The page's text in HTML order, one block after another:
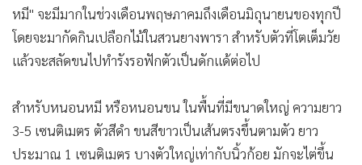
หมี" จะมีมากในช่วงเดือนพฤษภาคมถึงเดือนมิถุนายนของทุกปี
โดยจะมากัดกินเปลือกไม้ในสวนยางพารา สำหรับตัวที่โตเต็มวัย
แล้วจะสลัดขนไปทำรังรอฟักตัวเป็นดักแด้ต่อไป
สำหรับหนอนหมี หรือหนอนขน ในพื้นที่มีขนาดใหญ่ ความยาว
3-5 เซนติเมตร ตัวสีดำ ขนสีขาวเป็นเส้นตรงขึ้นตามตัว ยาว
ประมาณ 1 เซนติเมตร บางตัวใหญ่เท่ากับนิ้วก้อย มักจะไต่ขึ้น